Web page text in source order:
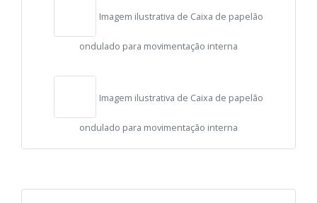
Imagem ilustrativa de Caixa de papelão
ondulado para movimentação interna
Imagem ilustrativa de Caixa de papelão
ondulado para movimentação interna